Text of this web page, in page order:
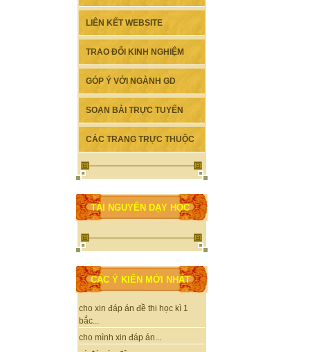
LIÊN KẾT WEBSITE
TRAO ĐỔI KINH NGHIỆM
GÓP Ý VỚI NGÀNH GD
SOẠN BÀI TRỰC TUYẾN
CÁC TRANG TRỰC THUỘC
TÀI NGUYÊN DẠY HỌC
CÁC Ý KIẾN MỚI NHẤT
cho xin đáp án đề thi học kì 1
bắc...
cho mình xin đáp án...